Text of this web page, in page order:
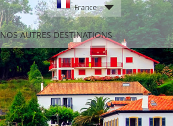
France
NOS AUTRES DESTINATIONS